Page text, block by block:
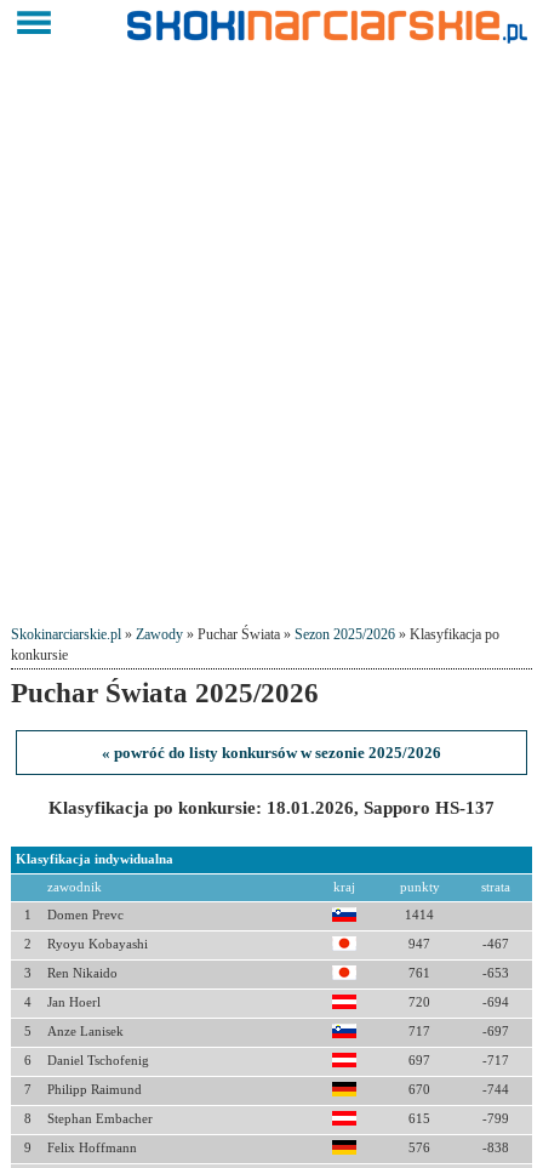
Skokinarciarskie.pl» Zawody» Puchar Świata » Sezon 2025/2026» Klasyfikacja po
konkursie
Puchar Świata 2025/2026
« powróć do listy konkursów w sezonie 2025/2026
Klasyfikacja po konkursie: 18.01.2026, Sapporo HS-137
Klasyfikacja indywidualna
zawodnik kraj punkty strata
1 Domen Prevc 1414
2 Ryoyu Kobayashi 947 -467
3 Ren Nikaido 761 -653
4 Jan Hoerl 720 -694
5 Anze Lanisek 717 -697
6 Daniel Tschofenig 697 -717
7 Philipp Raimund 670 -744
8 Stephan Embacher 615 -799
9 Felix Hoffmann 576 -838